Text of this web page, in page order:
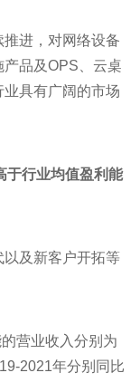
进，对网络设备
品及OPS、云桌
具有广阔的市场
于行业均值盈利能
及新客户开拓等
营业收入分别为
2021年分别同比